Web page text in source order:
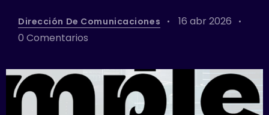
Dirección De Comunicaciones
16 abr 2026
0 Comentarios